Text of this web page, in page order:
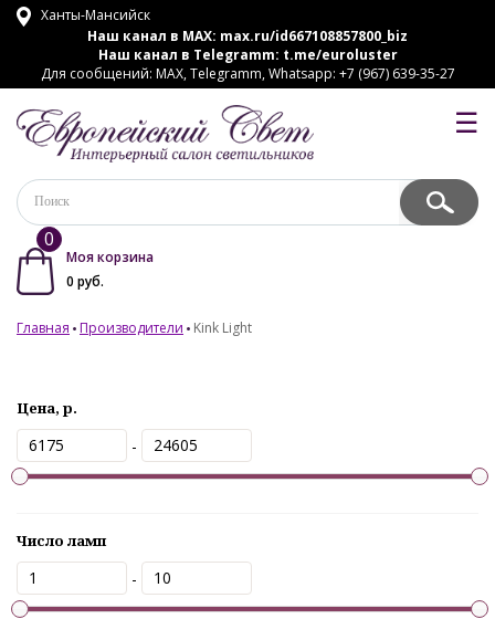
Ханты-Мансийск
Наш канал в MAX: max.ru/id667108857800_biz
Наш канал в Telegramm: t.me/euroluster
Для сообщений: MAX, Telegramm, Whatsapp: +7 (967) 639-35-27
☰
0
Моя корзина
0 руб.
Главная Производители Kink Light
Цена, р.
-
Число ламп
-